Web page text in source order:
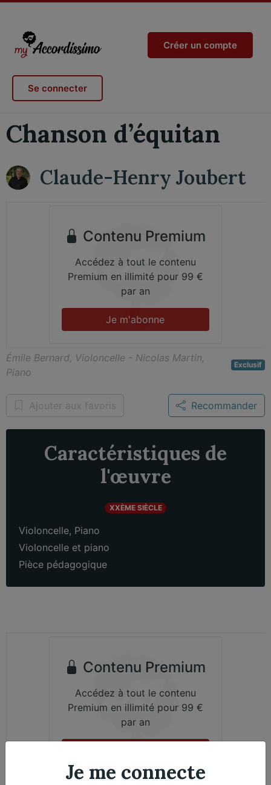
Créer un compte
Se connecter
Chanson d’équitan
Claude-Henry Joubert
Contenu Premium
Accédez à tout le contenu
Premium en illimité pour 99 €
par an
Je m'abonne
Émile Bernard, Violoncelle - Nicolas Martin,
Piano
Exclusif
Ajouter aux favoris Recommander
Caractéristiques de
l'œuvre
XXÈME SIÈCLE
Violoncelle, Piano
Violoncelle et piano
Pièce pédagogique
Contenu Premium
Accédez à tout le contenu
Premium en illimité pour 99 €
par an
Je me connecte